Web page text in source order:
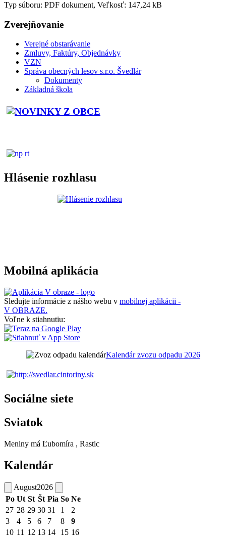
Typ súboru: PDF dokument, Veľkosť: 147,24 kB
Zverejňovanie
Verejné obstarávanie
Zmluvy, Faktúry, Objednávky
VZN
Správa obecných lesov s.r.o. Švedlár
Dokumenty
Základná škola
Hlásenie rozhlasu
Mobilná aplikácia
Sledujte informácie z nášho webu v mobilnej aplikácii -
V OBRAZE.
Voľne k stiahnutiu:
Kalendár zvozu odpadu 2026
Sociálne siete
Sviatok
Meniny má Ľubomíra , Rastic
Kalendár
August2026
Po Ut St Št Pia So Ne
27 28 29 30 31 1
2
3
4 5 6 7 8
9
10 11 12 13 14 15 16